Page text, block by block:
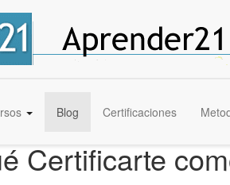
Blog Certificaciones
Certificarte